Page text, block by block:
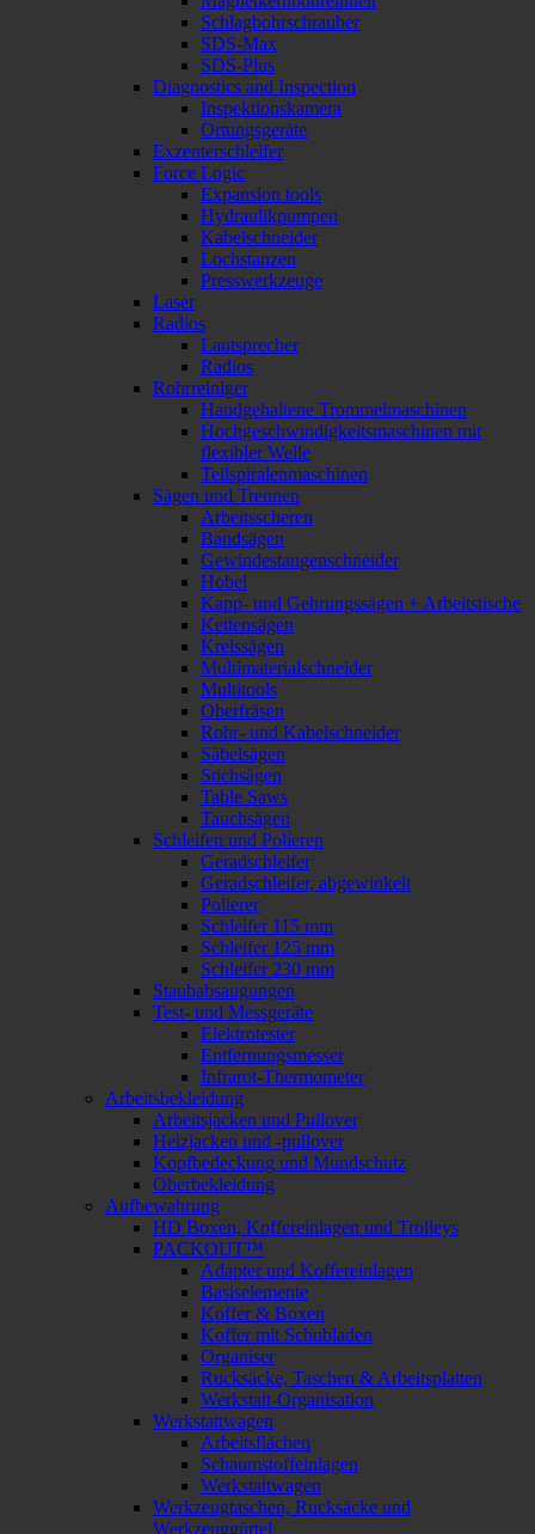
Schlagbohrschrauber
SDS-Max
SDS-Plus
Diagnostics and Inspection
Inspektionskamera
Ortungsgeräte
Exzenterschleifer
Force Logic
Expansion tools
Hydraulikpumpen
Kabelschneider
Lochstanzen
Presswerkzeuge
Laser
Radios
Lautsprecher
Radios
Rohrreiniger
Handgehaltene Trommelmaschinen
Hochgeschwindigkeitsmaschinen mit
flexibler Welle
Teilspiralenmaschinen
Sägen und Trennen
Arbeitsscheren
Bandsägen
Gewindestangenschneider
Hobel
Kapp- und Gehrungssägen + Arbeitstische
Kettensägen
Kreissägen
Multimaterialschneider
Multitools
Oberfräsen
Rohr- und Kabelschneider
Säbelsägen
Stichsägen
Table Saws
Tauchsägen
Schleifen und Polieren
Geradschleifer
Geradschleifer, abgewinkelt
Polierer
Schleifer 115 mm
Schleifer 125 mm
Schleifer 230 mm
Staubabsaugungen
Test- und Messgeräte
Elektrotester
Entfernungsmesser
Infrarot-Thermometer
Arbeitsbekleidung
Arbeitsjacken und Pullover
Heizjacken und -pullover
Kopfbedeckung und Mundschutz
Oberbekleidung
Aufbewahrung
HD Boxen, Koffereinlagen und Trolleys
PACKOUT™
Adapter und Koffereinlagen
Basiselemente
Koffer & Boxen
Koffer mit Schubladen
Organiser
Rucksäcke, Taschen & Arbeitsplatten
Werkstatt-Organisation
Werkstattwagen
Arbeitsflächen
Schaumstoffeinlagen
Werkstattwagen
Werkzeugtaschen, Rucksäcke und
Werkzeuggürtel